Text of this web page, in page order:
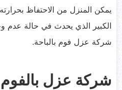
يمكن المنزل من الاحتفاظ بحرارته
الكبير الذي يحدث في حالة عدم
شركة عزل فوم بالباحة.
شركة عزل بالفوم